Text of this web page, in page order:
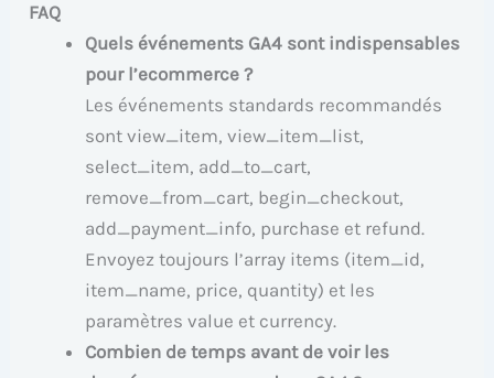
FAQ
Quels événements GA4 sont indispensables
pour l’ecommerce ?
Les événements standards recommandés
sont view_item, view_item_list,
select_item, add_to_cart,
remove_from_cart, begin_checkout,
add_payment_info, purchase et refund.
Envoyez toujours l’array items (item_id,
item_name, price, quantity) et les
paramètres value et currency.
Combien de temps avant de voir les